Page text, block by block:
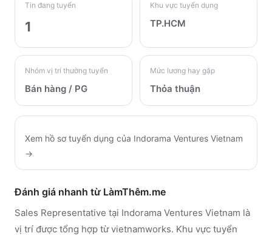
Tin đang tuyển
1
Khu vực tuyển dụng
TP.HCM
Nhóm vị trí thường tuyển
Bán hàng / PG
Mức lương hay gặp
Thỏa thuận
Xem hồ sơ tuyển dụng của Indorama Ventures Vietnam
→
Đánh giá nhanh từ LàmThêm.me
Sales Representative tại Indorama Ventures Vietnam là
vị trí được tổng hợp từ vietnamworks. Khu vực tuyển